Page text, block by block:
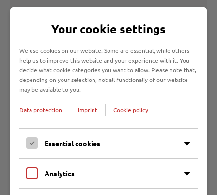
Dieser Service gilt nur für Baum- und Strauchschnitt,
nicht für andere Gartenabfälle.
Ganzjährige Selbstanlieferung
Seit letztem Jahr können Sie Ihren privaten Baum- und
Strauchschnitt bis zu 3 m³ je Anlieferung für jedes
angeschlossene Grundstück ohne zusätzliche Gebühr
ganzjährig auf denWertstoffhöfenanliefern.Diese
Regelung gilt nur für an die öffentliche
Abfallentsorgung der Hansestadt Lübeck
angeschlossene Grundstücke. Ein Nachweis, dass es
sich um ein solches Grundstück handelt, ist auf
Your cookie settings
We use cookies on our website. Some are essential, while others
help us to improve this website and your experience with it. You
decide what cookie categories you want to allow. Please note that,
depending on your selection, not all functionaliy of our website
may be avaiable to you.
Data protection Imprint Cookie policy
Essential cookies
Analytics